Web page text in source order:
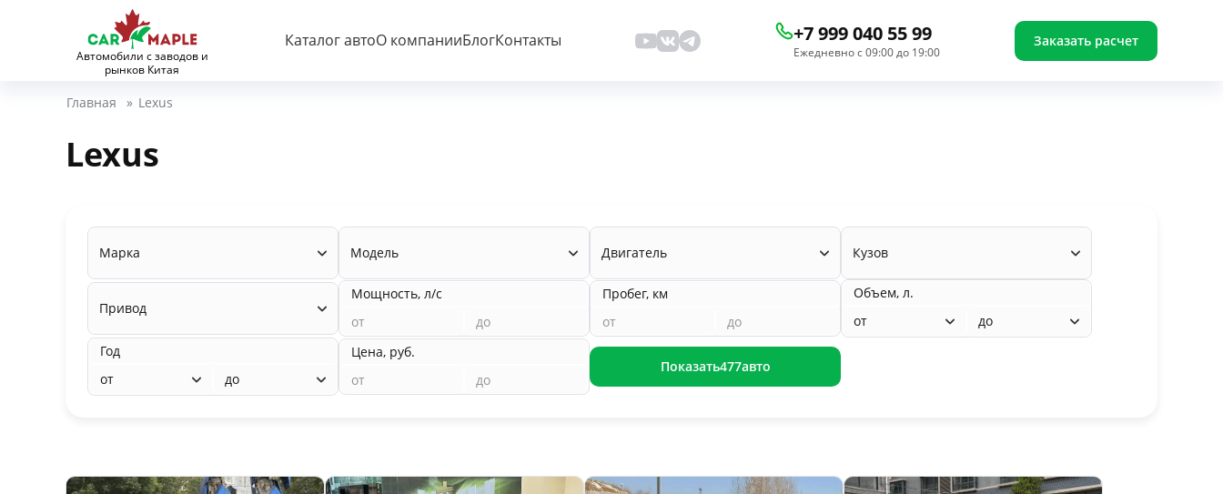
Автомобили с заводов и
рынков Китая
Каталог автоО компанииБлогКонтакты +7 999 040 55 99
Ежедневно с 09:00 до 19:00
Заказать расчет
Главная » Lexus
Lexus
Марка Модель Двигатель Кузов
Привод
Мощность, л/с Пробег, км
Объем, л.
от
до
Год
от
до
Цена, руб.
Показать477авто